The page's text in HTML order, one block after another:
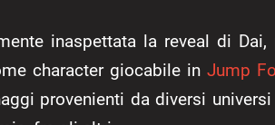
inaspettata la reveal di
character giocabile inJump
provenienti da diversi